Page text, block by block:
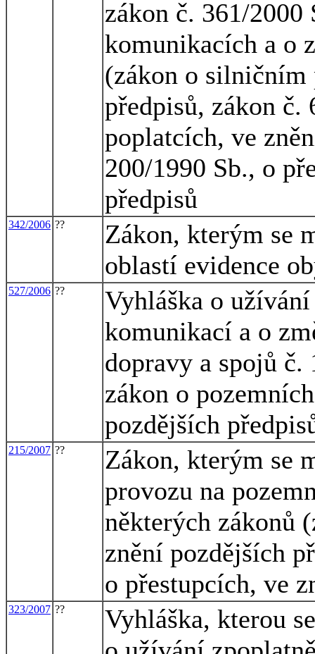
zákon č. 361/2000
komunikacích a o
(zákon o silničním
předpisů, zákon č.
poplatcích, ve
200/1990 Sb., o
předpisů
342/2006 ??
Zákon, kterým se
oblastí evidence
527/2006 ??
Vyhláška o
komunikací a o
dopravy a spojů č.
zákon o
pozdějších
215/2007 ??
Zákon, kterým se
provozu na
některých zákonů
znění pozdějších
o přestupcích, ve
323/2007 ??
Vyhláška, kterou